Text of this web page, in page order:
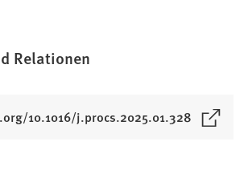
Relationen
10.1016/j.procs.2025.01.328